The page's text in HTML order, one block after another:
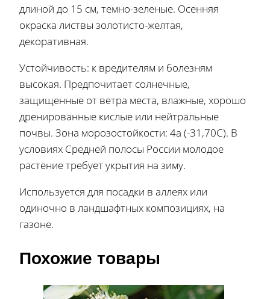
длиной до 15 см, темно-зеленые. Осенняя
окраска листвы золотисто-желтая,
декоративная.
Устойчивость: к вредителям и болезням
высокая. Предпочитает солнечные,
защищенные от ветра места, влажные, хорошо
дренированные кислые или нейтральные
почвы. Зона морозостойкости: 4а (-31,70C). В
условиях Средней полосы России молодое
растение требует укрытия на зиму.
Используется для посадки в аллеях или
одиночно в ландшафтных композициях, на
газоне.
Похожие товары